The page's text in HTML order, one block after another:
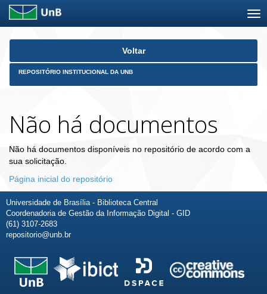
Skip
Voltar
REPOSITÓRIO INSTITUCIONAL DA UNB
Não há documentos
Não há documentos disponíveis no repositório de acordo com a
sua solicitação.
Página inicial do repositório
Universidade de Brasília - Biblioteca Central
Coordenadoria de Gestão da Informação Digital - GID
(61) 3107-2683
repositorio@unb.br